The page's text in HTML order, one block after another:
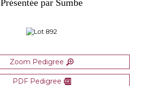
Présentée par Sumbe
Zoom Pedigree
PDF Pedigree